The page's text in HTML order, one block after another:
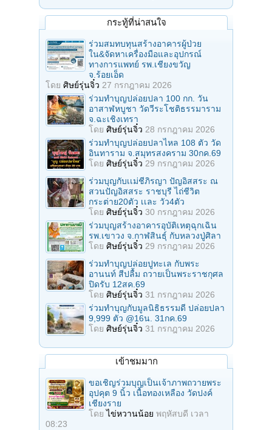
กระทู้ที่น่าสนใจ
ร่วมสมทบทุนสร้างอาคารผู้ป่วย
ใน&จัดหาเครื่องมือและอุปกรณ์
ทางการแพทย์ รพ.เชียงขวัญ
จ.ร้อยเอ็ด
โดย ศิษย์รุ่นจิ๋ว 27 กรกฎาคม 2026
ร่วมทําบุญปล่อยปลา 100 กก. วัน
อาสาฬหบูชา วัดวีระโชติธรรมาราม
จ.ฉะเชิงเทรา
โดย ศิษย์รุ่นจิ๋ว 28 กรกฎาคม 2026
ร่วมทําบุญปล่อยปลาไหล 108 ตัว วัด
อินทาราม จ.สมุทรสงคราม 30กค.69
โดย ศิษย์รุ่นจิ๋ว 29 กรกฎาคม 2026
ร่วมบุญกับเเม่ชีภิรญา ปัญอิสสระ ณ
สวนปัญอิสสระ ราชบุรี ไถ่ชีวิต
กระต่าย20ตัว เเละ วัว4ตัว
โดย ศิษย์รุ่นจิ๋ว 30 กรกฎาคม 2026
ร่วมบุญสร้างอาคารอุบัติเหตุฉุกเฉิน
รพ.เขาวง จ.กาฬสินธุ์ กับหลวงปู่ศิลา
โดย ศิษย์รุ่นจิ๋ว 29 กรกฎาคม 2026
ร่วมทําบุญปล่อยปูทะเล กับพระ
อานนท์ สีปลื้ม ถวายเป็นพระราชกุศล
ปิดรับ 12สค.69
โดย ศิษย์รุ่นจิ๋ว 31 กรกฎาคม 2026
ร่วมทําบุญกับมูลนิธิธรรมดี ปล่อยปลา
9,999 ตัว @16น. 31กค.69
โดย ศิษย์รุ่นจิ๋ว 31 กรกฎาคม 2026
เข้าชมมาก
ขอเชิญร่วมบุญเป็นเจ้าภาพถวายพระ
อุปคุต 9 นิ้ว เนื้อทองเหลือง วัดปงค์
เชียงราย
โดยไข่หวานน้อย พฤหัสบดี เวลา
08:23